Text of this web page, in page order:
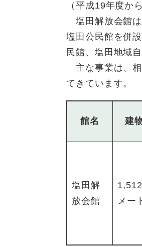
（平成19年度か
塩田解放会館は
塩田公民館を併
民館、塩田地域
主な事業は、相
てきています。
館名 建
塩田解
放会館
メー